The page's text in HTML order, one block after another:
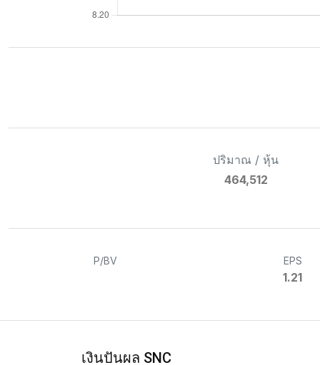
ปริมาณ / หุ้น
464,512
P/BV EPS
1.21
เงินปันผล SNC